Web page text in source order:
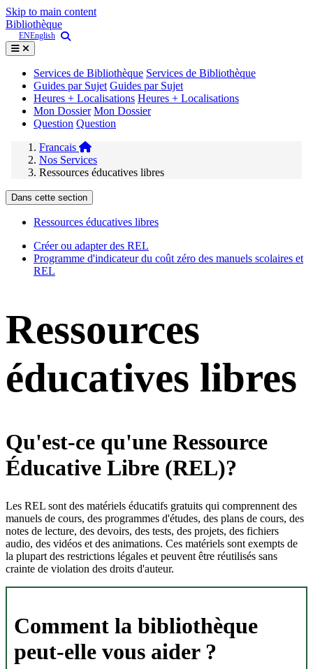
Skip to main content
Bibliothèque
ENEnglish
Services de Bibliothèque Services de Bibliothèque
Guides par Sujet Guides par Sujet
Heures + Localisations Heures + Localisations
Mon Dossier Mon Dossier
Question Question
Francais
Nos Services
Ressources éducatives libres
Dans cette section
Ressources éducatives libres
Créer ou adapter des REL
Programme d'indicateur du coût zéro des manuels scolaires et
REL
Ressources
éducatives libres
Qu'est-ce qu'une Ressource
Éducative Libre (REL)?
Les REL sont des matériels éducatifs gratuits qui comprennent des
manuels de cours, des programmes d'études, des plans de cours, des
notes de lecture, des devoirs, des tests, des projets, des fichiers
audio, des vidéos et des animations. Ces matériels sont exempts de
la plupart des restrictions légales et peuvent être réutilisés sans
crainte de violation des droits d'auteur.
Comment la bibliothèque
peut-elle vous aider ?